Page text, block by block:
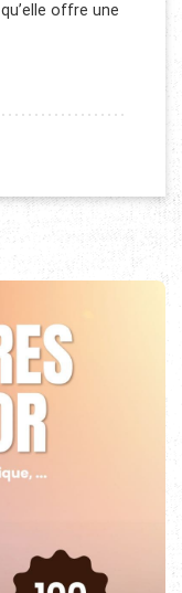
offre une
RANDONNÉE SANS SE